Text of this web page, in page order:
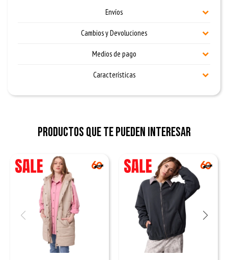
Envíos
Cambios y Devoluciones
Medios de pago
Características
Productos que te pueden interesar